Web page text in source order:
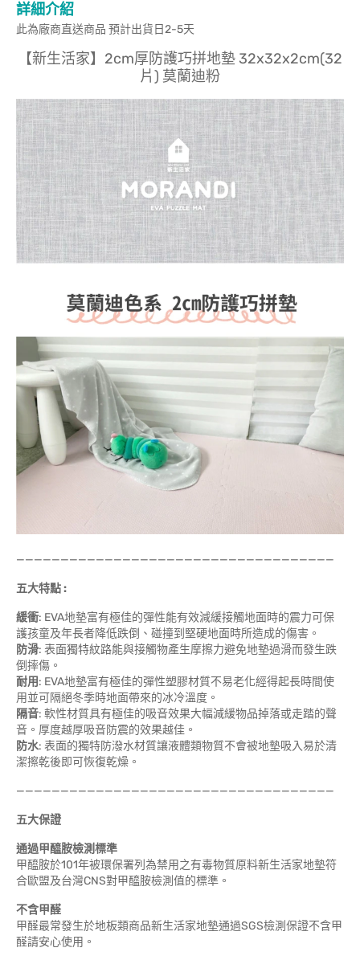
詳細介紹
此為廠商直送商品 預計出貨日2-5天
【新生活家】2cm厚防護巧拼地墊 32x32x2cm(32
片) 莫蘭迪粉
————————————————————————————————————
五大特點 :
緩衝: EVA地墊富有極佳的彈性能有效減緩接觸地面時的震力可保
護孩童及年長者降低跌倒、碰撞到堅硬地面時所造成的傷害。
防滑: 表面獨特紋路能與接觸物產生摩擦力避免地墊過滑而發生跌
倒摔傷。
耐用: EVA地墊富有極佳的彈性塑膠材質不易老化經得起長時間使
用並可隔絕冬季時地面帶來的冰冷溫度。
隔音: 軟性材質具有極佳的吸音效果大幅減緩物品掉落或走踏的聲
音。厚度越厚吸音防震的效果越佳。
防水: 表面的獨特防潑水材質讓液體類物質不會被地墊吸入易於清
潔擦乾後即可恢復乾燥。
————————————————————————————————————
五大保證
通過甲醯胺檢測標準
甲醯胺於101年被環保署列為禁用之有毒物質原料新生活家地墊符
合歐盟及台灣CNS對甲醯胺檢測值的標準。
不含甲醛
甲醛最常發生於地板類商品新生活家地墊通過SGS檢測保證不含甲
醛請安心使用。